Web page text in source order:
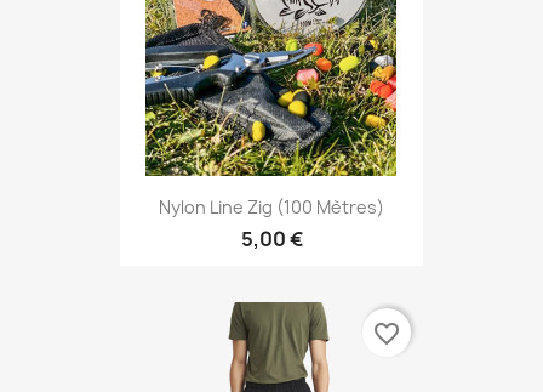
Nylon Line Zig (100 Mètres)
5,00 €
favorite_border